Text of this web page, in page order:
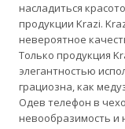
насладиться
продукции Krazi.
невероятное
Только продукция
элегантностью
грациозна, как
Одев телефон в
невообразимость и